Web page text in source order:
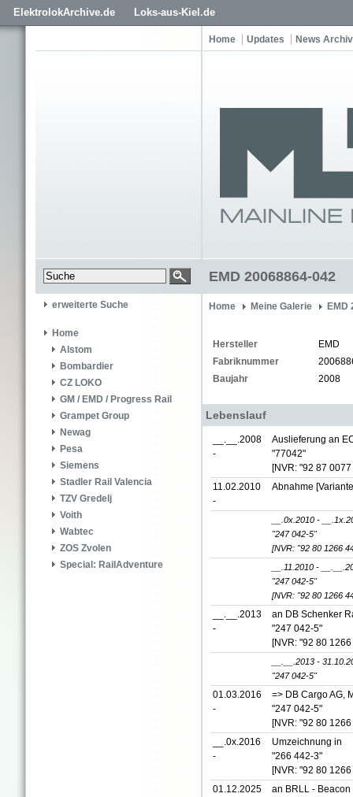
ElektrolokArchive.de Loks-aus-Kiel.de
Home Updates News Archiv
EMD 20068864-042
erweiterte Suche
Home
Alstom
Bombardier
CZ LOKO
GM / EMD / Progress Rail
Grampet Group
Newag
Pesa
Siemens
Stadler Rail Valencia
TZV Gredelj
Voith
Wabtec
ZOS Zvolen
Special: RailAdventure
Home Meine Galerie EMD
Hersteller
EMD
Fabriknummer
Baujahr
2008
Lebenslauf
__.__.2008
-
Auslieferung an
"77042"
[NVR: "92 87
11.02.2010
-
Abnahme
__.0x.2010 -
"247 042-5"
[NVR: "92 80 1266
__.11.2010 -
"247 042-5"
[NVR: "92 80 1266
__.__.2013
-
an DB Schenker
"247 042-5"
[NVR: "92 80
__.__.2013 -
"247 042-5"
01.03.2016
-
=> DB Cargo AG,
"247 042-5"
[NVR: "92 80
__.0x.2016
-
Umzeichnung in
"266 442-3"
[NVR: "92 80
01.12.2025
an BRLL -